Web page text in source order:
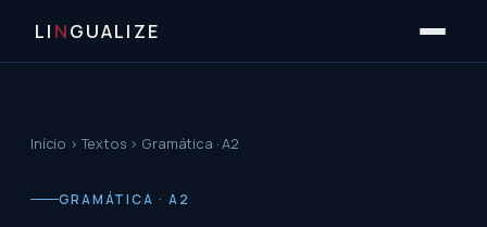
LI NGUALIZE
Início ›Textos › Gramática · A2
GRAMÁTICA · A2